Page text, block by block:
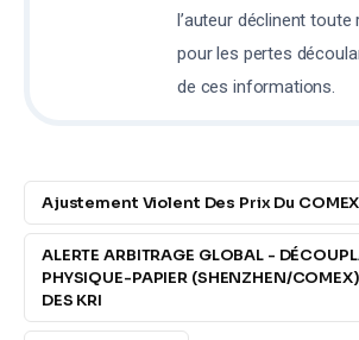
l’auteur déclinent
pour les pertes
de ces informations.
Ajustement Violent Des Prix Du COMEX
ALERTE ARBITRAGE GLOBAL -
PHYSIQUE-PAPIER (SHENZHEN/
DES KRI